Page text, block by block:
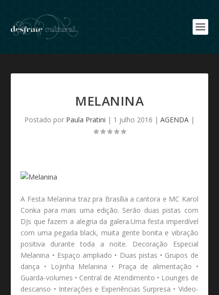
MELANINA
Postado por Paula Pratini | 1 julho 2016 | AGENDA |
A Festa Melanina traz pra Brasília a cantora e MC Karol
Conka para mais uma edição. Serão duas pistas com
DJs que fazem a alegria da galera.Uma festa imperdível
com uma pegada black, muita gente bonita e vibração
positiva durante toda a noite. Decoração Especial
Melanina • Espaço ampliado • Duas pistas • Grupos de
dança • Lojinha Melanina • Praça de alimentação •
Guarda-volumes • Central de Atendimento • Lounges de
descanso • Interações e Experiências Surpresa • Video-